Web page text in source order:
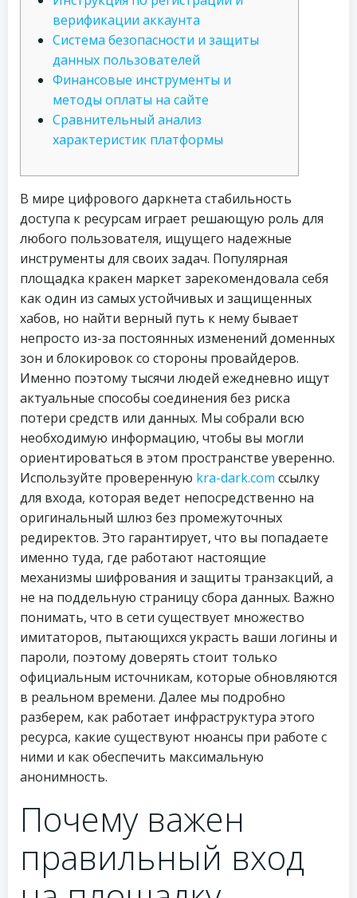
верификации аккаунта
Система безопасности и защиты
данных пользователей
Финансовые инструменты и
методы оплаты на сайте
Сравнительный анализ
характеристик платформы
В мире цифрового даркнета стабильность
доступа к ресурсам играет решающую роль для
любого пользователя, ищущего надежные
инструменты для своих задач. Популярная
площадка кракен маркет зарекомендовала себя
как один из самых устойчивых и защищенных
хабов, но найти верный путь к нему бывает
непросто из-за постоянных изменений доменных
зон и блокировок со стороны провайдеров.
Именно поэтому тысячи людей ежедневно ищут
актуальные способы соединения без риска
потери средств или данных. Мы собрали всю
необходимую информацию, чтобы вы могли
ориентироваться в этом пространстве уверенно.
Используйте проверенную kra-dark.com ссылку
для входа, которая ведет непосредственно на
оригинальный шлюз без промежуточных
редиректов. Это гарантирует, что вы попадаете
именно туда, где работают настоящие
механизмы шифрования и защиты транзакций, а
не на поддельную страницу сбора данных. Важно
понимать, что в сети существует множество
имитаторов, пытающихся украсть ваши логины и
пароли, поэтому доверять стоит только
официальным источникам, которые обновляются
в реальном времени. Далее мы подробно
разберем, как работает инфраструктура этого
ресурса, какие существуют нюансы при работе с
ними и как обеспечить максимальную
анонимность.
Почему важен
правильный вход